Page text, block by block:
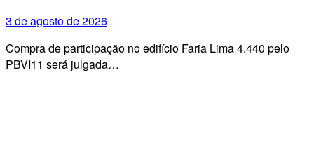
3 de agosto de 2026
Compra de participação no edifício Faria Lima 4.440 pelo
PBVI11 será julgada…